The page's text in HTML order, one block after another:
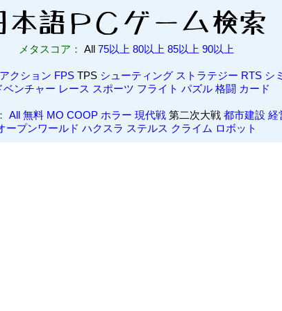
メタスコア： All 75以上 80以上 85以上 90以上
アクション FPS TPS シューティング ストラテジー RTS シ
ベンチャー レース スポーツ フライト パズル 格闘 カード
All 無料 MO COOP ホラー 現代戦第二次大戦 都市建設 経
ープンワールド ハクスラ ステルス クライム ロボット